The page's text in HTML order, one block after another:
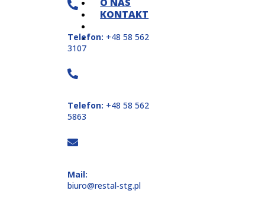
KONTAKT
Telefon: +48 58 562
3107
Telefon: +48 58 562
5863
Mail:
biuro@restal‑stg.pl